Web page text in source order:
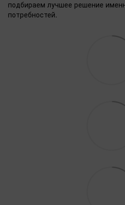
подбираем лучшее решение
потребностей.